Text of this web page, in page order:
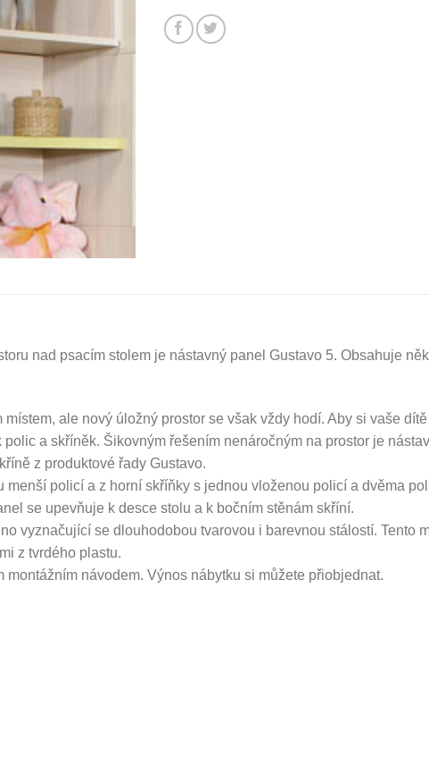
nad psacím stolem je nástavný panel Gustavo 5. Obsahuje
ale nový úložný prostor se však vždy hodí. Aby si vaše
a skříněk. Šikovným řešením nenáročným na prostor je
z produktové řady Gustavo.
policí a z horní skříňky s jednou vloženou policí a dvěma
se upevňuje k desce stolu a k bočním stěnám skříní.
vyznačující se dlouhodobou tvarovou i barevnou stálostí. Tento
z tvrdého plastu.
návodem. Výnos nábytku si můžete přiobjednat.